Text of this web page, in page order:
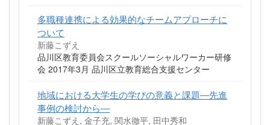
多職種連携による効果的なチームアプローチに
ついて
新藤こずえ
品川区教育委員会スクールソーシャルワーカー研修
会 2017年3月 品川区立教育総合支援センター
地域における大学生の学びの意義と課題―先進
事例の検討から―
新藤こずえ, 金子充, 関水徹平, 田中秀和